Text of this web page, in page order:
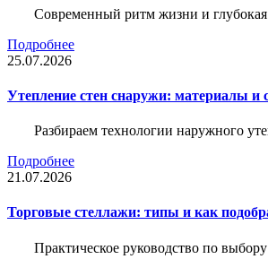
Современный ритм жизни и
Подробнее
25.07.2026
Утепление стен снаружи: материалы и
Разбираем технологии наружного
Подробнее
21.07.2026
Торговые стеллажи: типы и как
Практическое руководство по